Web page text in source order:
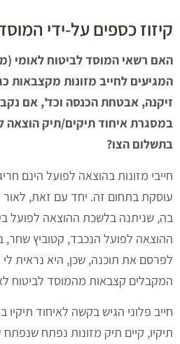
קיזוז כספים על-ידי
האם רשאי המוסד לביטוח לאומי
המגיעים לחייב מזונות מקצבאות
זיקנה, אבטחת הכנסה וכד', אם
במסגרת איחוד תיקים/תיק הוצאה
בתשלום הצו?
חייבי מזונות בהוצאה לפועל הינם
עוסקת בתחום זה. יחד עם זאת,
בה, שניתנה בלשכת ההוצאה לפועל
לפרסם את תוכנה, שכן, היא נראית לי
המקבלים קצבאות מהמוסד לביטוח
חייב פלוני הגיש בקשה לאיחוד
תיקיו, קיים תיק מזונות נפתח